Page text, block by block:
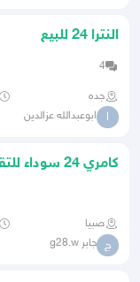
النترا 24 للبيع
4
جده
ا ابوعبدالله عزالدين
كامري 24 سوداء للتقبيل
صبيا
ج جابر g28.w